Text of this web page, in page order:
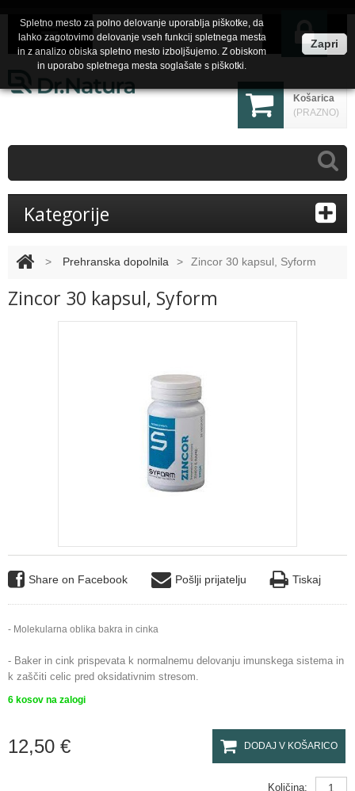
Košarica
(PRAZNO)
Kategorije
> Prehranska dopolnila > Zincor 30 kapsul, Syform
Zincor 30 kapsul, Syform
Share on Facebook Pošlji prijatelju Tiskaj
- Molekularna oblika bakra in cinka
- Baker in cink prispevata k normalnemu delovanju imunskega sistema in
k zaščiti celic pred oksidativnim stresom.
6 kosov na zalogi
12,50 € DODAJ V KOŠARICO
Količina:
Spletno mesto za polno delovanje uporablja piškotke, da
lahko zagotovimo delovanje vseh funkcij spletnega mesta
in z analizo obiska spletno mesto izboljšujemo. Z obiskom
in uporabo spletnega mesta soglašate s piškotki.
Zapri